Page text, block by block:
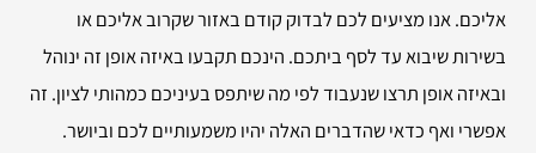
אליכם. אנו מציעים לכם לבדוק קודם באזור שקרוב אליכם או
בשירות שיבוא עד לסף ביתכם. הינכם תקבעו באיזה אופן זה ינוהל
ובאיזה אופן תרצו שנעבוד לפי מה שיתפס בעיניכם כמהותי לציון. זה
אפשרי ואף כדאי שהדברים האלה יהיו משמעותיים לכם וביושר.